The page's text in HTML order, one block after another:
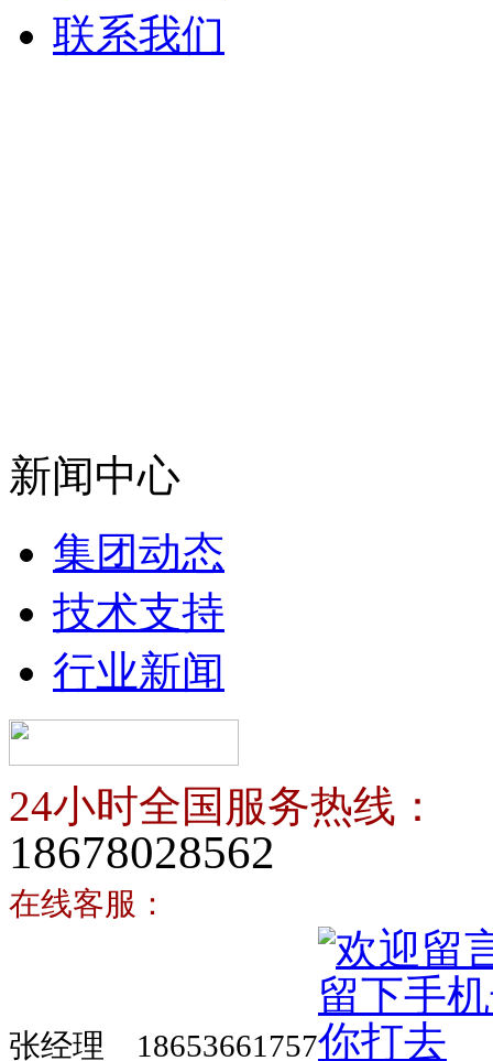
联系我们
新闻中心
集团动态
技术支持
行业新闻
24小时全国服务热线：
18678028562
在线客服：
张经理 18653661757